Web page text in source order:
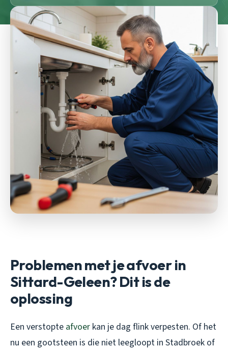
Problemen met je afvoer in
Sittard-Geleen? Dit is de
oplossing
Een verstopte afvoer kan je dag flink verpesten. Of het
nu een gootsteen is die niet leegloopt in Stadbroek of